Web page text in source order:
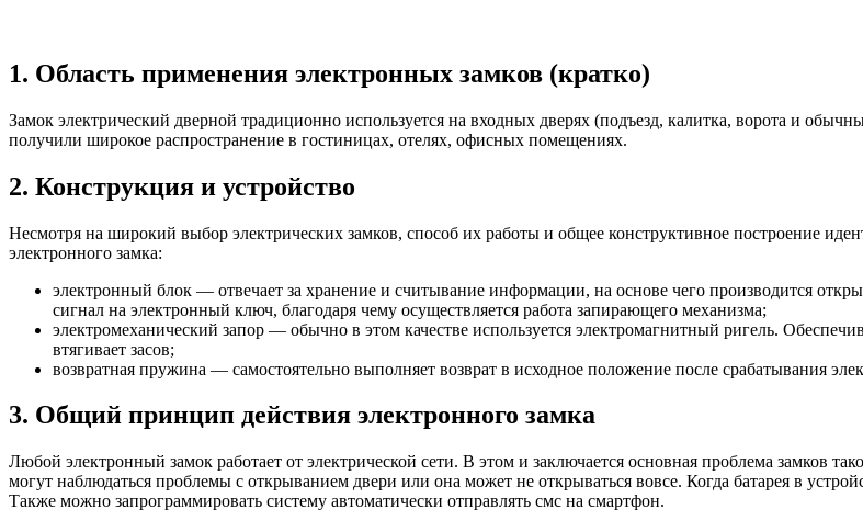
1. Область применения электронных замков (кратко)
Замок электрический дверной традиционно используется на входных дверях (подъезд, калитка, ворота и
получили широкое распространение в гостиницах, отелях, офисных помещениях.
2. Конструкция и устройство
Несмотря на широкий выбор электрических замков, способ их работы и общее конструктивное построение
электронного замка:
электронный блок — отвечает за хранение и считывание информации, на основе чего производится
сигнал на электронный ключ, благодаря чему осуществляется работа запирающего механизма;
электромеханический запор — обычно в этом качестве используется электромагнитный ригель.
втягивает засов;
возвратная пружина — самостоятельно выполняет возврат в исходное положение после срабатывания
3. Общий принцип действия электронного замка
Любой электронный замок работает от электрической сети. В этом и заключается основная проблема замков
могут наблюдаться проблемы с открыванием двери или она может не открываться вовсе. Когда батарея в
Также можно запрограммировать систему автоматически отправлять смс на смартфон.